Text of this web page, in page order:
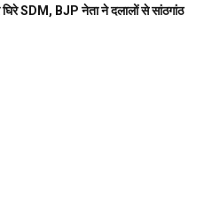
घिरे SDM, BJP नेता ने दलालों से सांठगांठ